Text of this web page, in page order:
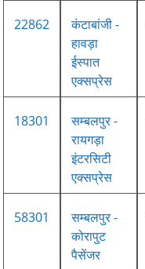
22862
कंटाबांजी -
हावड़ा
ईस्पात
एक्सप्रेस
18301
सम्बलपुर -
रायगड़ा
इंटरसिटी
एक्सप्रेस
58301
सम्बलपुर -
कोरापुट
पैसेंजर